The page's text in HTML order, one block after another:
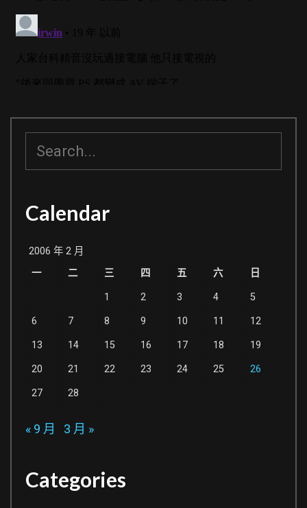
Calendar
2006 年 2 月
一
二 三 四 五 六 日
1 2 3 4 5
6 7 8 9 10 11 12
13 14 15 16 17 18 19
20 21 22 23 24 25 26
27 28
« 9 月 3 月 »
Categories